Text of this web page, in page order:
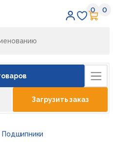
0 0
Загрузить заказ
Подшипники